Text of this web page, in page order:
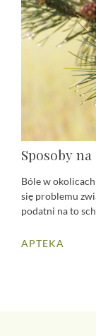
Sposoby
Bóle w
się problemu
podatni na to
APTEKA